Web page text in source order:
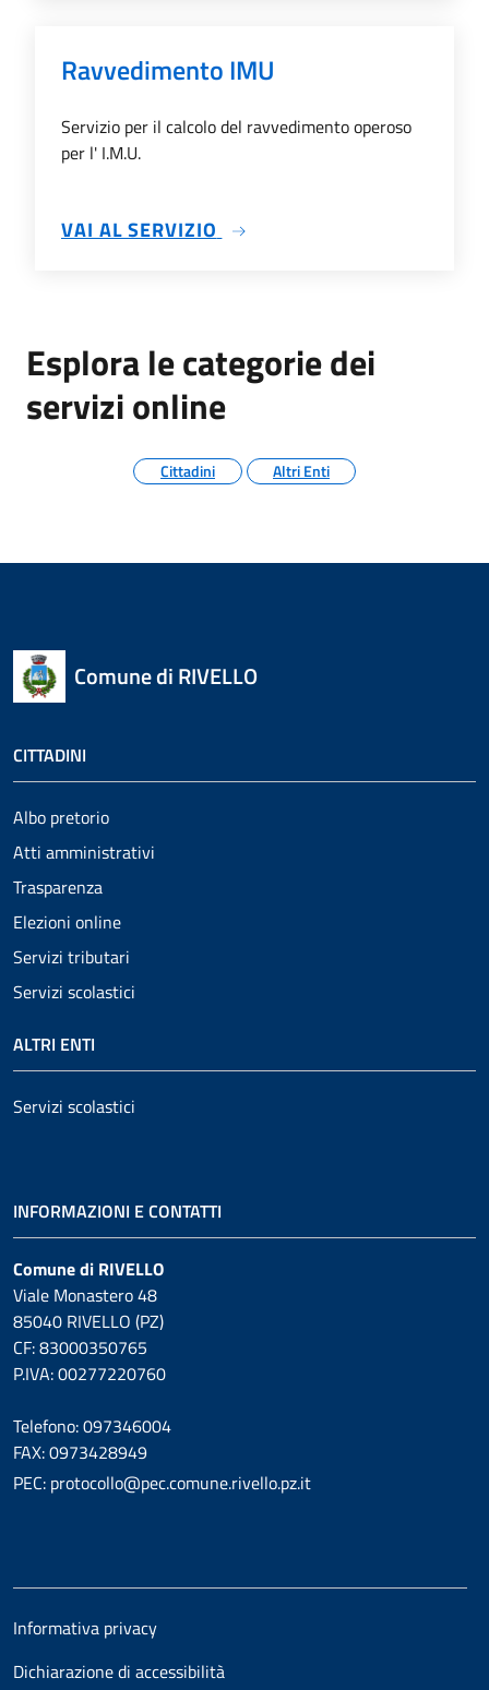
Ravvedimento IMU
Servizio per il calcolo del ravvedimento operoso
per l' I.M.U.
VAI AL SERVIZIO SU RAVVEDIMENTO IMU
Esplora le categorie dei
servizi online
Cittadini Altri Enti
Comune di RIVELLO
CITTADINI
Albo pretorio
Atti amministrativi
Trasparenza
Elezioni online
Servizi tributari
Servizi scolastici
ALTRI ENTI
Servizi scolastici
INFORMAZIONI E CONTATTI
Comune di RIVELLO
Viale Monastero 48
85040 RIVELLO (PZ)
CF: 83000350765
P.IVA: 00277220760
Telefono: 097346004
FAX: 0973428949
PEC: protocollo@pec.comune.rivello.pz.it
Informativa privacy
Dichiarazione di accessibilità